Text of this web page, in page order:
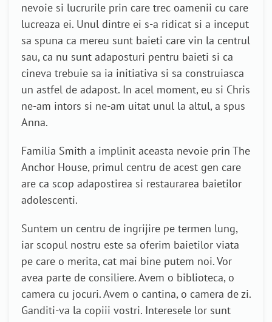
nevoie si lucrurile prin care trec oamenii cu care
lucreaza ei. Unul dintre ei s-a ridicat si a inceput
sa spuna ca mereu sunt baieti care vin la centrul
sau, ca nu sunt adaposturi pentru baieti si ca
cineva trebuie sa ia initiativa si sa construiasca
un astfel de adapost. In acel moment, eu si Chris
ne-am intors si ne-am uitat unul la altul, a spus
Anna.
Familia Smith a implinit aceasta nevoie prin The
Anchor House, primul centru de acest gen care
are ca scop adapostirea si restaurarea baietilor
adolescenti.
Suntem un centru de ingrijire pe termen lung,
iar scopul nostru este sa oferim baietilor viata
pe care o merita, cat mai bine putem noi. Vor
avea parte de consiliere. Avem o biblioteca, o
camera cu jocuri. Avem o cantina, o camera de zi.
Ganditi-va la copiii vostri. Interesele lor sunt